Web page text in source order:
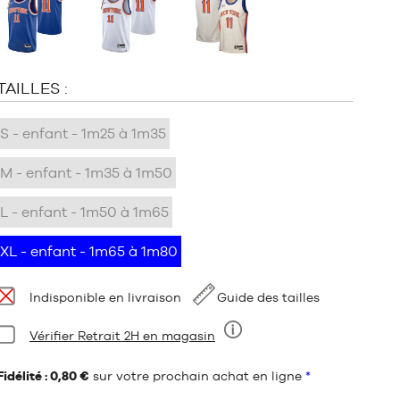
:
S - enfant - 1m25 à 1m35
M - enfant - 1m35 à 1m50
L - enfant - 1m50 à 1m65
XL - enfant - 1m65 à 1m80
Indisponible en livraison Guide des tailles
Vérifier Retrait 2H en magasin
: 0,80 € sur votre prochain achat en ligne *